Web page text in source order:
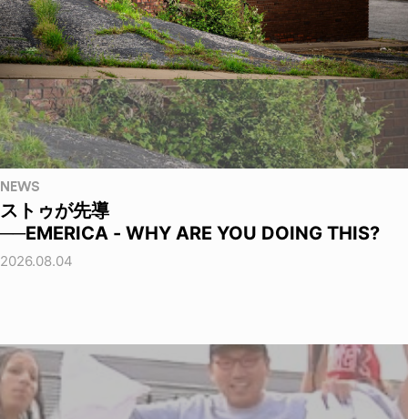
NEWS
ストゥが先導
──EMERICA - WHY ARE YOU DOING THIS?
2026.08.04